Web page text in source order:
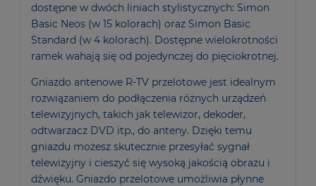
dostępne w dwóch liniach stylistycznych: Simon
Basic Neos (w 15 kolorach) oraz Simon Basic
Standard (w 4 kolorach). Dostępne wielokrotności
ramek wahają się od pojedynczej do pięciokrotnej.
Gniazdo antenowe R-TV przelotowe jest idealnym
rozwiązaniem do podłączenia różnych urządzeń
telewizyjnych, takich jak telewizor, dekoder,
odtwarzacz DVD itp., do anteny. Dzięki temu
gniazdu możesz skutecznie przesyłać sygnał
telewizyjny i cieszyć się wysoką jakością obrazu i
dźwięku. Gniazdo przelotowe umożliwia płynne